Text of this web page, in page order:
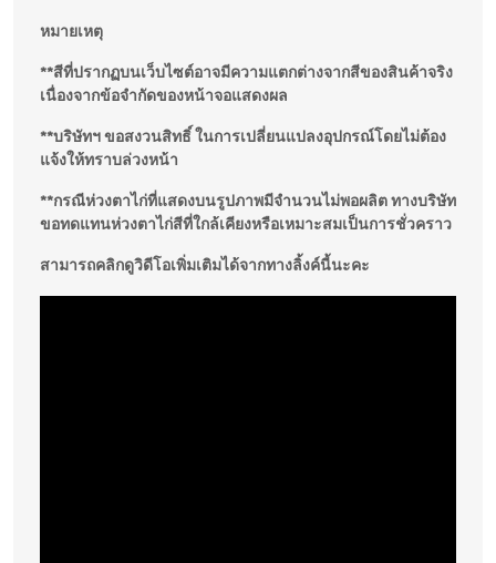
หมายเหตุ
**สีที่ปรากฏบนเว็บไซต์อาจมีความแตกต่างจากสีของสินค้าจริง
เนื่องจากข้อจำกัดของหน้าจอแสดงผล
**บริษัทฯ ขอสงวนสิทธิ์ ในการเปลี่ยนแปลงอุปกรณ์โดยไม่ต้อง
แจ้งให้ทราบล่วงหน้า
**กรณีห่วงตาไก่ที่แสดงบนรูปภาพมีจำนวนไม่พอผลิต ทางบริษัท
ขอทดแทนห่วงตาไก่สีที่ใกล้เคียงหรือเหมาะสมเป็นการชั่วคราว
สามารถคลิกดูวิดีโอเพิ่มเติมได้จากทางลิ้งค์นี้นะคะ